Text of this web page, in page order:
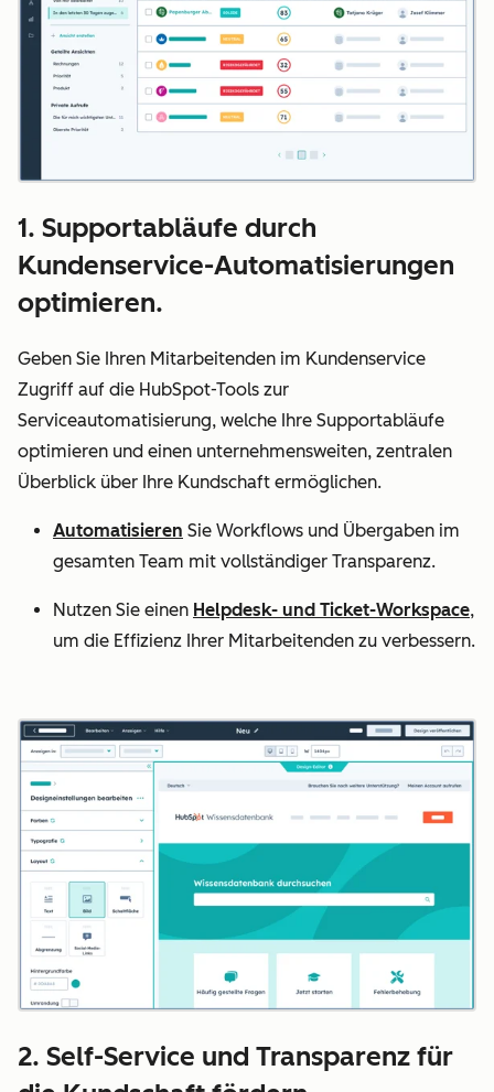
1. Supportabläufe durch
Kundenservice-Automatisierungen
optimieren.
Geben Sie Ihren Mitarbeitenden im Kundenservice
Zugriff auf die HubSpot-Tools zur
Serviceautomatisierung, welche Ihre Supportabläufe
optimieren und einen unternehmensweiten, zentralen
Überblick über Ihre Kundschaft ermöglichen.
Automatisieren Sie Workflows und Übergaben im
gesamten Team mit vollständiger Transparenz.
Nutzen Sie einen Helpdesk- und Ticket-Workspace,
um die Effizienz Ihrer Mitarbeitenden zu verbessern.
2. Self-Service und Transparenz für